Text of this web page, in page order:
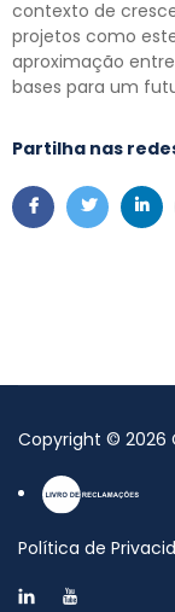
contexto de
projetos como
aproximação
bases para um
Partilha nas
Copyright © 2026
Política de